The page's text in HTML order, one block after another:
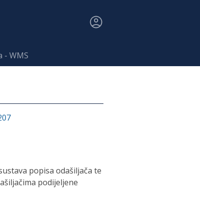
- WMS
popisa odašiljača te
podijeljene